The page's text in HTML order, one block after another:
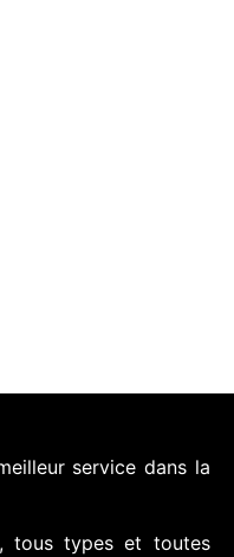
service dans la
tous types et toutes